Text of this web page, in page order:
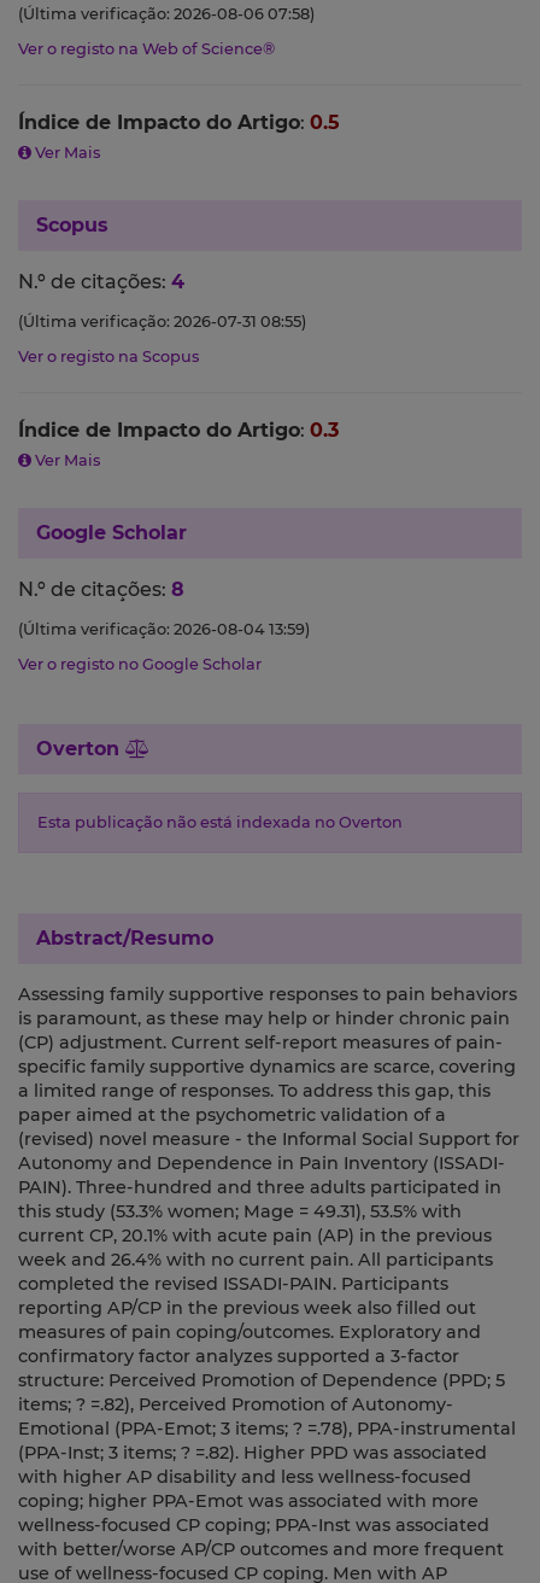
(Última verificação: 2026-08-06 07:58)
Ver o registo na Web of Science®
Índice de Impacto do Artigo: 0.5
Ver Mais
Scopus
N.º de citações: 4
(Última verificação: 2026-07-31 08:55)
Ver o registo na Scopus
Índice de Impacto do Artigo: 0.3
Ver Mais
Google Scholar
N.º de citações: 8
(Última verificação: 2026-08-04 13:59)
Ver o registo no Google Scholar
Overton
Esta publicação não está indexada no Overton
Abstract/Resumo
Assessing family supportive responses to pain behaviors
is paramount, as these may help or hinder chronic pain
(CP) adjustment. Current self-report measures of pain-
specific family supportive dynamics are scarce, covering
a limited range of responses. To address this gap, this
paper aimed at the psychometric validation of a
(revised) novel measure - the Informal Social Support for
Autonomy and Dependence in Pain Inventory (ISSADI-
PAIN). Three-hundred and three adults participated in
this study (53.3% women; Mage = 49.31), 53.5% with
current CP, 20.1% with acute pain (AP) in the previous
week and 26.4% with no current pain. All participants
completed the revised ISSADI-PAIN. Participants
reporting AP/CP in the previous week also filled out
measures of pain coping/outcomes. Exploratory and
confirmatory factor analyzes supported a 3-factor
structure: Perceived Promotion of Dependence (PPD; 5
items; ? =.82), Perceived Promotion of Autonomy-
Emotional (PPA-Emot; 3 items; ? =.78), PPA-instrumental
(PPA-Inst; 3 items; ? =.82). Higher PPD was associated
with higher AP disability and less wellness-focused
coping; higher PPA-Emot was associated with more
wellness-focused CP coping; PPA-Inst was associated
with better/worse AP/CP outcomes and more frequent
use of wellness-focused CP coping. Men with AP